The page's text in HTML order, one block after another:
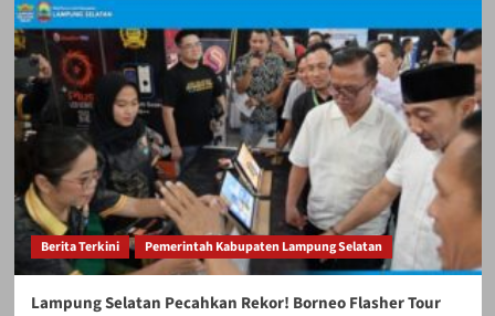
Berita Terkini Pemerintah Kabupaten Lampung Selatan
Lampung Selatan Pecahkan Rekor! Borneo Flasher Tour